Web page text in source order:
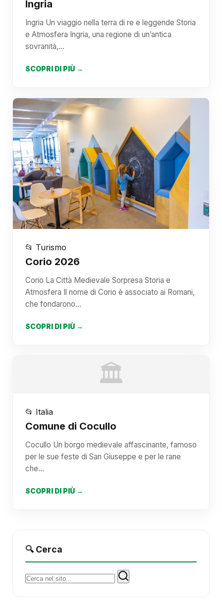
Ingria
Ingria Un viaggio nella terra di re e leggende Storia
e Atmosfera Ingria, una regione di un’antica
sovranità,…
SCOPRI DI PIÙ →
📂 Turismo
Corio 2026
Corio La Città Medievale Sorpresa Storia e
Atmosfera Il nome di Corio è associato ai Romani,
che fondarono…
SCOPRI DI PIÙ →
🏛️
📂 Italia
Comune di Cocullo
Cocullo Un borgo medievale affascinante, famoso
per le sue feste di San Giuseppe e per le rane
che…
SCOPRI DI PIÙ →
🔍 Cerca
Cerca: